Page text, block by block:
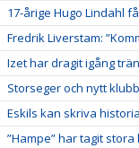
17-årige Hugo Lindahl
Fredrik Liverstam:
Izet har dragit igång
Storseger och nytt
Eskils kan skriva
”Hampe” har tagit stora